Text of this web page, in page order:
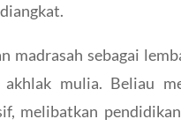
sebagai
mulia. Beliau
melibatkan